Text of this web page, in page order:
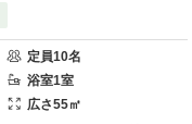
定員10名
浴室1室
広さ55㎡